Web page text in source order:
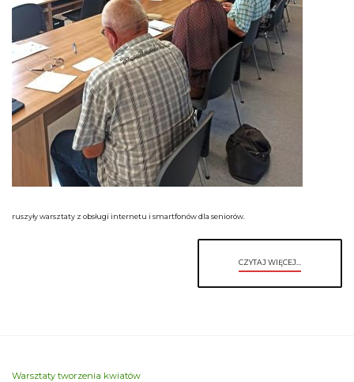
ruszyły warsztaty z obsługi internetu i smartfonów dla seniorów.
CZYTAJ WIĘCEJ...
Warsztaty tworzenia kwiatów